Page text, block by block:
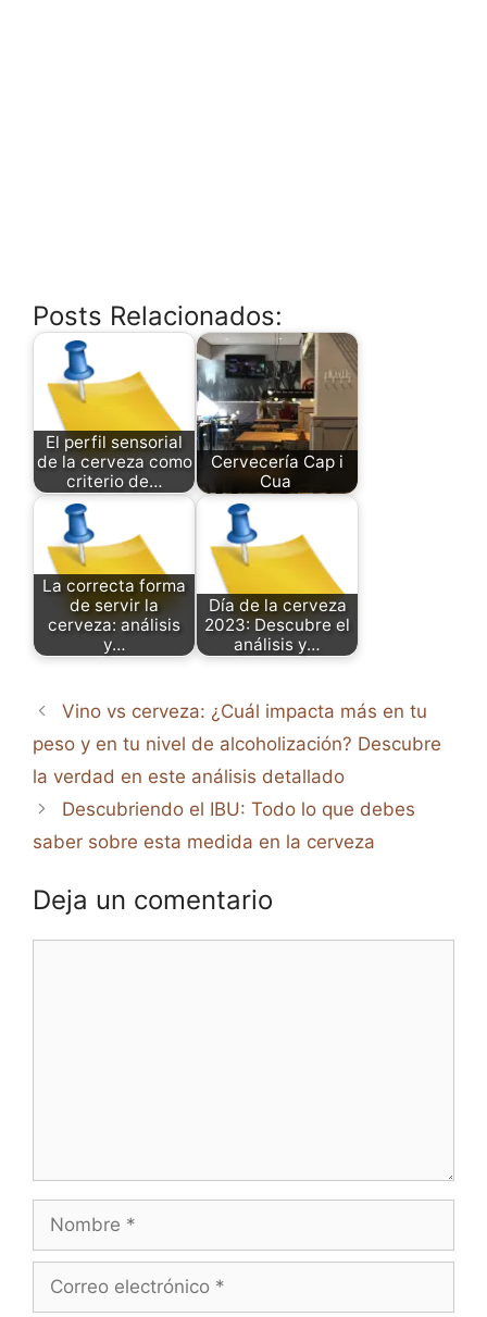
Posts Relacionados:
El perfil sensorial
de la cerveza como
criterio de…
Cervecería Cap i
Cua
La correcta forma
de servir la
cerveza: análisis
y…
Día de la cerveza
2023: Descubre el
análisis y…
Vino vs cerveza: ¿Cuál impacta más en tu
peso y en tu nivel de alcoholización? Descubre
la verdad en este análisis detallado
Descubriendo el IBU: Todo lo que debes
saber sobre esta medida en la cerveza
Deja un comentario
Nombre
Correo